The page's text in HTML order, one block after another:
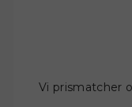
Vi prismatcher